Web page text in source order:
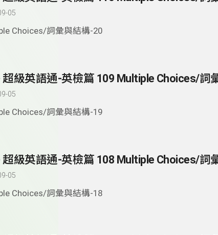
05
Choices/詞彙與結構-20
05
Choices/詞彙與結構-19
05
Choices/詞彙與結構-18